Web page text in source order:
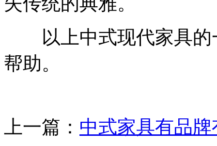
以上中式现代家具的
帮助。
上一篇： 中式家具有品牌